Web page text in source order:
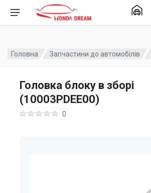
Головна Запчастини до автомобілів
Головка блоку в зборі
(10003PDEE00)
0